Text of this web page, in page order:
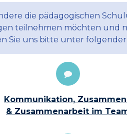
die pädagogischen
teilnehmen möchten
Sie uns bitte unter folgender
Kommunikation,
& Zusammenarbeit im